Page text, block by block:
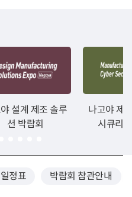
설계 제조 솔루
션 박람회
나고야 제
시큐리
정표 박람회 참관안내